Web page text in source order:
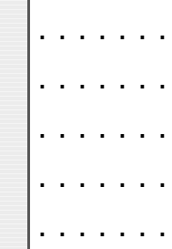
. . . . . .
. . . . . .
. . . . . .
. . . . . .
. . . . . .